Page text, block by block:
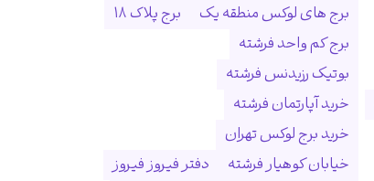
برج های لوکس منطقه یک
برج پلاک ۱۸
برج کم واحد فرشته
بوتیک رزیدنس فرشته
خرید آپارتمان فرشته
خرید برج لوکس تهران
خیابان کوهیار فرشته
دفتر فیروز فیروز